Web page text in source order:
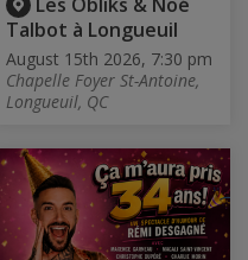
Talbot à Longueuil
August 15th 2026, 7:30 pm
Chapelle Foyer St-Antoine,
Longueuil, QC